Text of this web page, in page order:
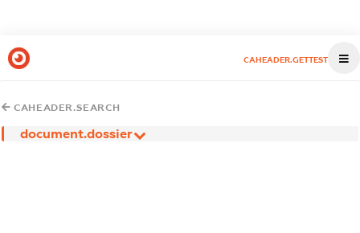
CAHEADER.GETTEST
CAHEADER.SEARCH
document.dossier